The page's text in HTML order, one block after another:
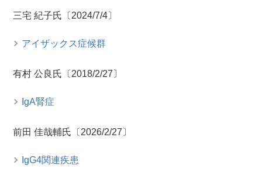
三宅 紀子氏〔2024/7/4〕
アイザックス症候群
有村 公良氏〔2018/2/27〕
IgA腎症
前田 佳哉輔氏〔2026/2/27〕
IgG4関連疾患